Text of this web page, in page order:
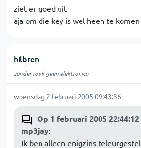
ziet er goed uit
aja om die key is wel heen te
hilbren
zonder rook geen elektronica
woensdag 2 februari 2005 09:43:36
Op 1 februari 2005
mp3jay:
Ik ben alleen enigzins